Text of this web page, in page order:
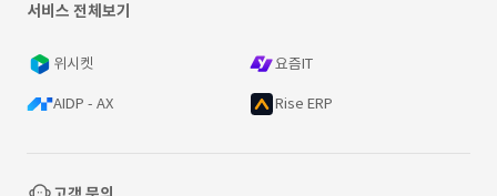
서비스 전체보기
위시켓 요즘IT
AIDP - AX Rise ERP